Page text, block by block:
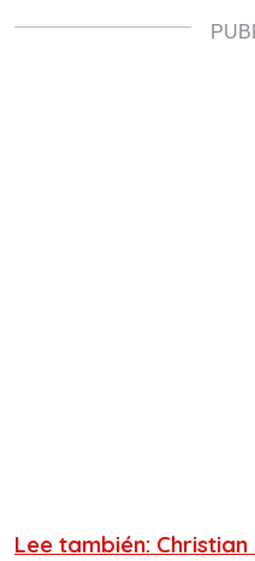
Lee también: